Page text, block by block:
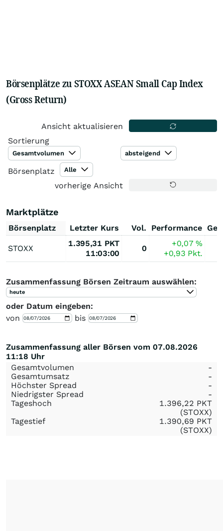
Börsenplätze zu STOXX ASEAN Small Cap Index
(Gross Return)
Ansicht aktualisieren
Sortierung
Gesamtvolumen absteigend
Börsenplatz Alle
vorherige Ansicht
Marktplätze
Börsenplatz Letzter Kurs Vol. Performance
STOXX
1.395,31 PKT
11:03:00
0
+0,07%
+0,93 Pkt.
Zusammenfassung Börsen Zeitraum auswählen:
heute
oder Datum eingeben:
von
bis
Zusammenfassung aller Börsen vom 07.08.2026
11:18 Uhr
Gesamtvolumen
-
Gesamtumsatz
-
Höchster Spread
-
Niedrigster Spread
-
Tageshoch
1.396,22 PKT
(STOXX)
Tagestief
1.390,69 PKT
(STOXX)